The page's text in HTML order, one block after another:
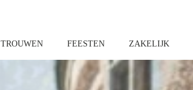
TROUWEN FEESTEN ZAKELIJK